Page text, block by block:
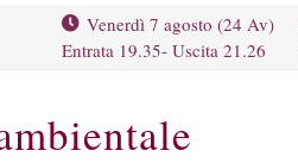
Venerdì 7 agosto (24 Av)
Entrata 19.35- Uscita 21.26